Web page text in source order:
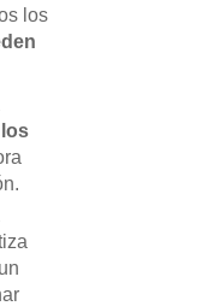
los